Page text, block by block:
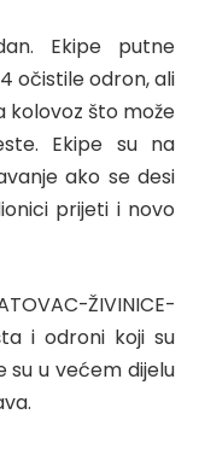
Ekipe putne
očistile odron, ali
kolovoz što može
Ekipe su na
ako se desi
prijeti i novo
ŽIVINICE-
i odroni koji su
su u većem dijelu